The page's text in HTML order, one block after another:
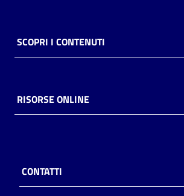
Archivio
Decentrate
lettura
SCOPRI I CONTENUTI
RISORSE ONLINE
CONTATTI